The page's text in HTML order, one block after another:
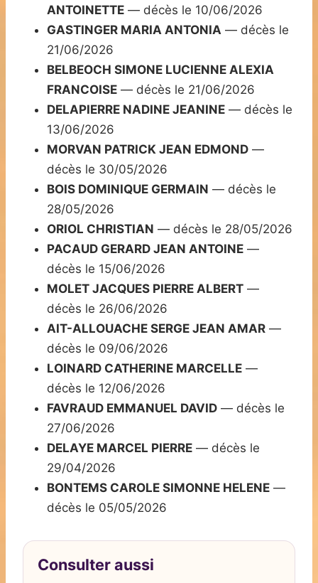
ANTOINETTE — décès le 10/06/2026
GASTINGER MARIA ANTONIA — décès le
21/06/2026
BELBEOCH SIMONE LUCIENNE ALEXIA
FRANCOISE — décès le 21/06/2026
DELAPIERRE NADINE JEANINE — décès le
13/06/2026
MORVAN PATRICK JEAN EDMOND —
décès le 30/05/2026
BOIS DOMINIQUE GERMAIN — décès le
28/05/2026
ORIOL CHRISTIAN — décès le 28/05/2026
PACAUD GERARD JEAN ANTOINE —
décès le 15/06/2026
MOLET JACQUES PIERRE ALBERT —
décès le 26/06/2026
AIT-ALLOUACHE SERGE JEAN AMAR —
décès le 09/06/2026
LOINARD CATHERINE MARCELLE —
décès le 12/06/2026
FAVRAUD EMMANUEL DAVID — décès le
27/06/2026
DELAYE MARCEL PIERRE — décès le
29/04/2026
BONTEMS CAROLE SIMONNE HELENE —
décès le 05/05/2026
Consulter aussi